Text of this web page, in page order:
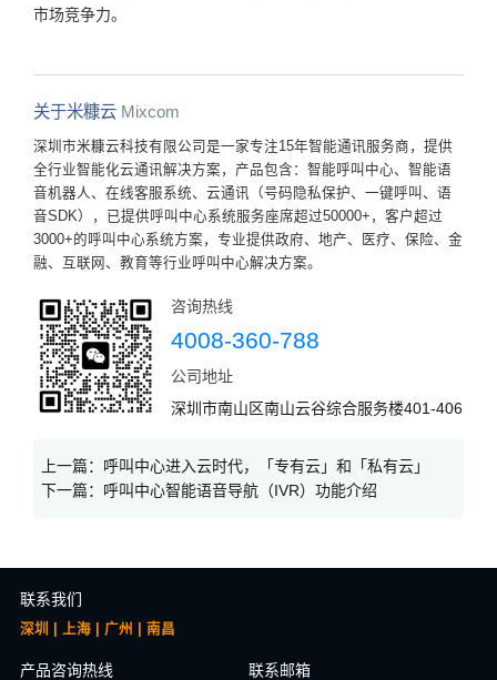
市场竞争力。
关于米糠云 Mixcom
深圳市米糠云科技有限公司是一家专注15年智能通讯服务商，提供
全行业智能化云通讯解决方案，产品包含：智能呼叫中心、智能语
音机器人、在线客服系统、云通讯（号码隐私保护、一键呼叫、语
音SDK），已提供呼叫中心系统服务座席超过50000+，客户超过
3000+的呼叫中心系统方案，专业提供政府、地产、医疗、保险、金
融、互联网、教育等行业呼叫中心解决方案。
咨询热线
4008-360-788
公司地址
深圳市南山区南山云谷综合服务楼401-406
上一篇： 呼叫中心进入云时代，「专有云」和「私有云」
下一篇： 呼叫中心智能语音导航（IVR）功能介绍
联系我们
深圳 | 上海 | 广州 | 南昌
产品咨询热线 联系邮箱